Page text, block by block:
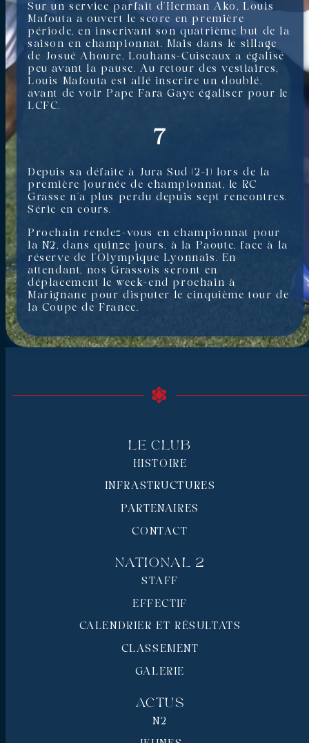
Sur un service parfait d’Herman Ako, Louis
Mafouta a ouvert le score en première
période, en inscrivant son quatrième but de la
saison en championnat. Mais dans le sillage
de Josué Ahoure, Louhans-Cuiseaux a égalisé
peu avant la pause. Au retour des vestiaires,
Louis Mafouta est allé inscrire un doublé,
avant de voir Pape Fara Gaye égaliser pour le
LCFC.
7
Depuis sa défaite à Jura Sud (2-1) lors de la
première journée de championnat, le RC
Grasse n’a plus perdu depuis sept rencontres.
Série en cours.
Prochain rendez-vous en championnat pour
la N2, dans quinze jours, à la Paoute, face à la
réserve de l’Olympique Lyonnais. En
attendant, nos Grassois seront en
déplacement le week-end prochain à
Marignane pour disputer le cinquième tour de
la Coupe de France.
Le Club
HISTOIRE
INFRASTRUCTURES
PARTENAIRES
CONTACT
National 2
STAFF
EFFECTIF
CALENDRIER ET RÉSULTATS
CLASSEMENT
GALERIE
Actus
N2